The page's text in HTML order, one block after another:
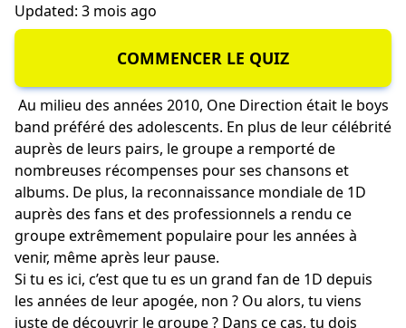
Updated: 3 mois ago
COMMENCER LE QUIZ
Au milieu des années 2010, One Direction était le boys
band préféré des adolescents. En plus de leur célébrité
auprès de leurs pairs, le groupe a remporté de
nombreuses récompenses pour ses chansons et
albums. De plus, la reconnaissance mondiale de 1D
auprès des fans et des professionnels a rendu ce
groupe extrêmement populaire pour les années à
venir, même après leur pause.
Si tu es ici, c’est que tu es un grand fan de 1D depuis
les années de leur apogée, non ? Ou alors, tu viens
juste de découvrir le groupe ? Dans ce cas, tu dois